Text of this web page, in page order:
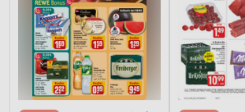
Nicht-IAB-Verarbeitungszwecke:
Notwendig
Performance
Funktional